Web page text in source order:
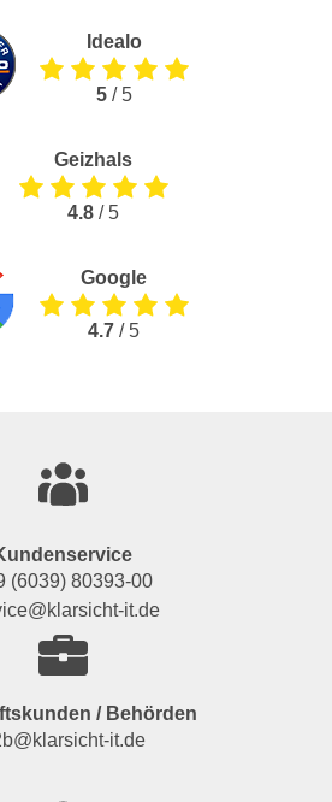
Idealo
5/ 5
Geizhals
4.8 / 5
Google
4.7 / 5
(6039) 80393-00
it.de
/ Behörden
it.de